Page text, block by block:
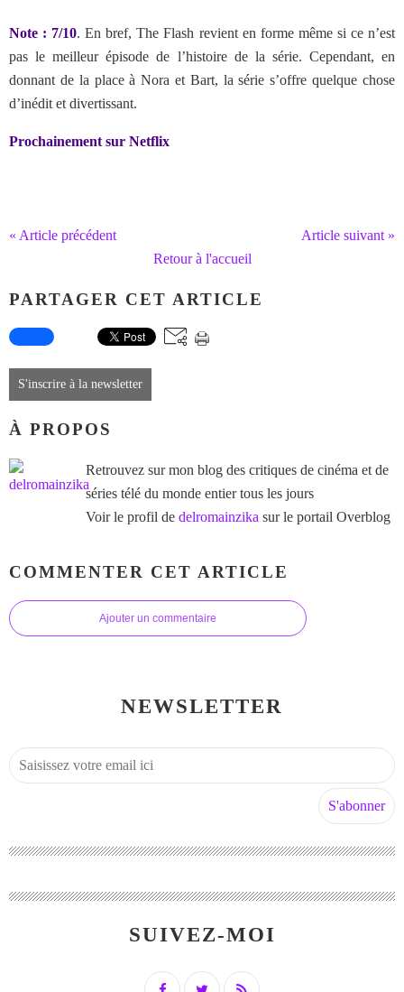
Note : 7/10. En bref, The Flash revient en forme même si ce n’est
pas le meilleur épisode de l’histoire de la série. Cependant, en
donnant de la place à Nora et Bart, la série s’offre quelque chose
d’inédit et divertissant.
Prochainement sur Netflix
« Article précédent
Article suivant »
Retour à l'accueil
PARTAGER CET ARTICLE
S'inscrire à la newsletter
À PROPOS
Retrouvez sur mon blog des critiques de cinéma et de
séries télé du monde entier tous les jours
Voir le profil de delromainzika sur le portail Overblog
COMMENTER CET ARTICLE
Ajouter un commentaire
NEWSLETTER
SUIVEZ-MOI